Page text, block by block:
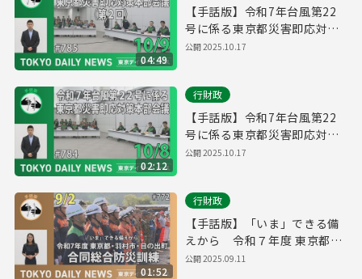
04:49
【手話版】令和7年台風第22
号に係る東京都災害即応対策
本部会議（第２回）（令和7年
公開2025.10.17
02:12
行財政
【手話版】令和7年台風第22
号に係る東京都災害即応対策
本部会議（令和7年10月8日 東
公開2025.10.17
01:52
行財政
【手話版】「いま」できる備
えから 令和７年度 東京都・
羽村市・日の出町合同総合防
公開2025.09.11